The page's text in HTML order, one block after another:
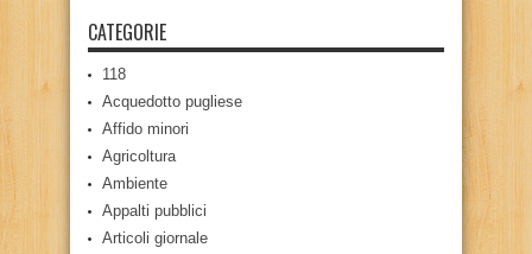
CATEGORIE
118
Acquedotto pugliese
Affido minori
Agricoltura
Ambiente
Appalti pubblici
Articoli giornale